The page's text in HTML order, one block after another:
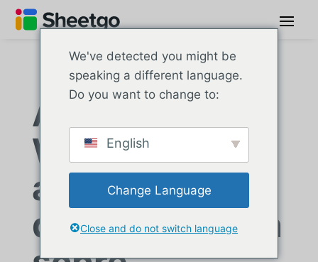
Acelerador
WOW: Sistema
automatizado
de información
We've detected you might be
speaking a different language.
Do you want to change to:
English
Change Language
Close and do not switch language